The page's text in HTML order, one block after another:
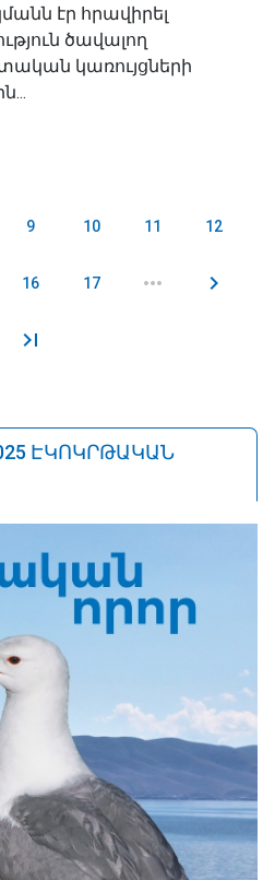
էր հրավիրել
ծավալող
կառույցների
9 10 11 12
16 17
ԷԿՈԿՐԹԱԿԱՆ